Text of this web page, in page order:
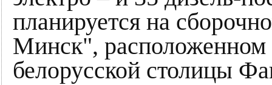
планируется на
Минск", расположенном
белорусской столицы